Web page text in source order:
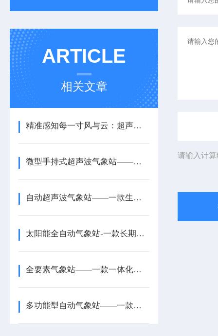
ARTICLE
相关文章
精准感知每一寸风与云：超声波一体式气象站的创新与应用
微型手持式超声波气象站——一款很能打的应急救援手持式气象站2026+派+送
自动超声波气象站——一款生态系统保护的超声波一体式气象站系统2025+派+送
太阳能全自动气象站-一款长期趋势分析的一体化多参数超声波气象站2025派+送
全要素气象站——一款一体化多参数超声波气象站2025全+境+派+送
多功能型自动气象站——一款那叫一个绝的自动超声波气象站2025全+境+派+送
请输入计